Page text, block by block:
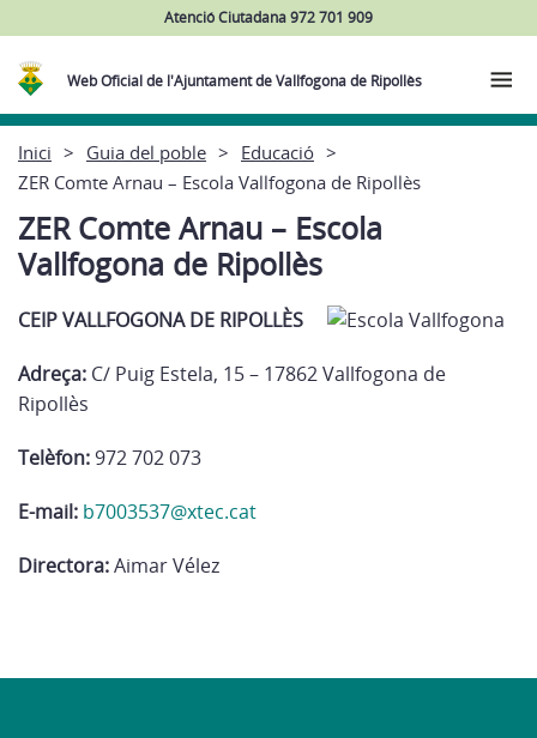
Atenció Ciutadana 972 701 909
Web Oficial de l'Ajuntament de Vallfogona de Ripollès
Inici Guia del poble
Educació
ZER Comte Arnau – Escola Vallfogona de Ripollès
ZER Comte Arnau – Escola
Vallfogona de Ripollès
CEIP VALLFOGONA DE RIPOLLÈS
Adreça: C/ Puig Estela, 15 – 17862 Vallfogona de
Ripollès
Telèfon:972 702 073
E-mail: b7003537@xtec.cat
Directora:Aimar Vélez